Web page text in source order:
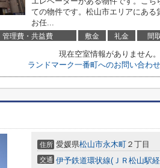
ての物件です。松山市エリアにあ
お任...
管理費・共益費 敷金 礼金 間
現在空室情報がありません。
ランドマーク一番町へのお問い合わ
住所 愛媛県松山市永木町 ２丁目
交通 伊予鉄道環状線(ＪＲ松山駅